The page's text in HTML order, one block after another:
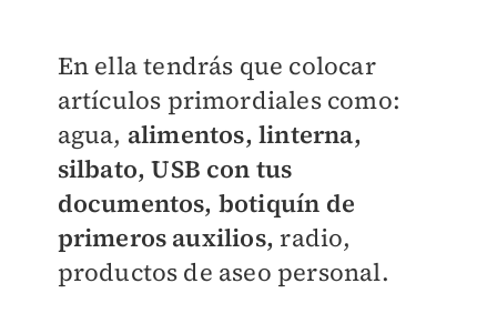
En ella tendrás que colocar
artículos primordiales como:
agua, alimentos, linterna,
silbato, USB con tus
documentos, botiquín de
primeros auxilios, radio,
productos de aseo personal.